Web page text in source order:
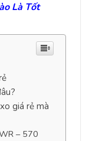
Là Tốt
giá rẻ mà
– 570